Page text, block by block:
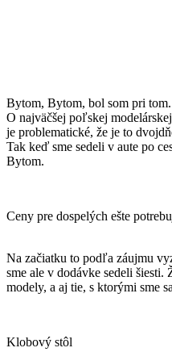
Bytom, Bytom, bol som pri
O najväčšej poľskej
je problematické, že je to
Tak keď sme sedeli v aute po
Bytom.
Ceny pre dospelých ešte
Na začiatku to podľa záujmu
sme ale v dodávke sedeli
modely, a aj tie, s ktorými sme
Klobový stôl